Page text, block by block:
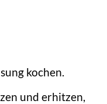
kochen.
und erhitzen,